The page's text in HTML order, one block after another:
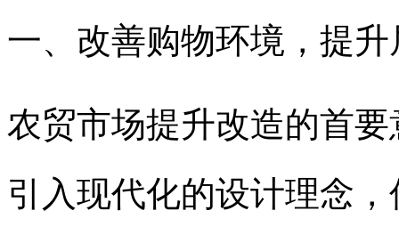
一、改善购物环境，提
农贸市场提升改造的首
引入现代化的设计理念